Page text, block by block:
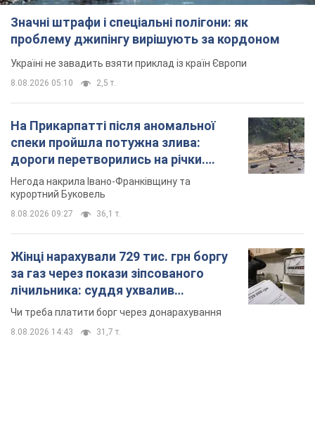
Значні штрафи і спеціальні полігони: як
проблему джипінгу вирішують за кордоном
Україні не завадить взяти приклад із країн Європи
8.08.2026 05:10 2,5 т.
На Прикарпатті після аномальної
спеки пройшла потужна злива:
дороги перетворились на річки.
Відео
Негода накрила Івано-Франківщину та
курортний Буковель
8.08.2026 09:27 36,1 т.
Жінці нарахували 729 тис. грн боргу
за газ через покази зіпсованого
лічильника: суддя ухвалив
неочікуване рішення
Чи треба платити борг через донарахування
8.08.2026 14:43 31,7 т.